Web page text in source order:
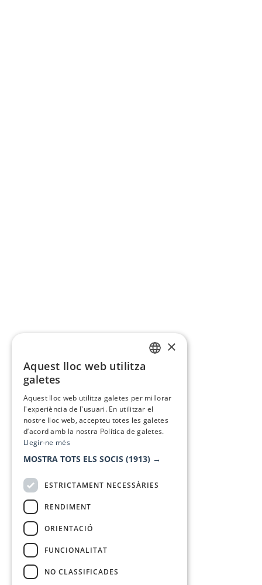
×
Aquest lloc web utilitza
galetes
Aquest lloc web utilitza galetes per millorar
l'experiència de l'usuari. En utilitzar el
nostre lloc web, accepteu totes les galetes
d’acord amb la nostra Política de galetes.
Llegir-ne més
MOSTRA TOTS ELS SOCIS (1913) →
ESTRICTAMENT NECESSÀRIES
RENDIMENT
ORIENTACIÓ
FUNCIONALITAT
NO CLASSIFICADES